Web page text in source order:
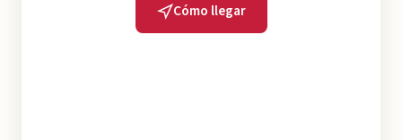
Cómo llegar